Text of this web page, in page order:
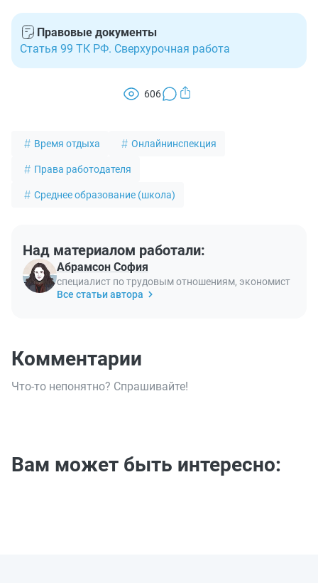
Правовые документы
Статья 99 ТК РФ. Сверхурочная работа
606
Время отдыха Онлайнинспекция
Права работодателя
Среднее образование (школа)
Над материалом работали:
Абрамсон София
специалист по трудовым отношениям, экономист
Все статьи автора
Комментарии
Что-то непонятно? Спрашивайте!
Вам может быть интересно: